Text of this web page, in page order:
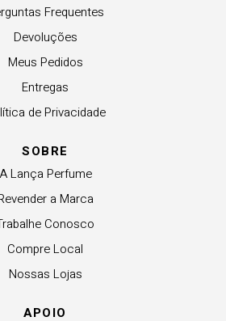
Frequentes
Devoluções
Meus Pedidos
Entregas
de Privacidade
SOBRE
A Lança Perfume
a Marca
Conosco
Compre Local
Nossas Lojas
APOIO